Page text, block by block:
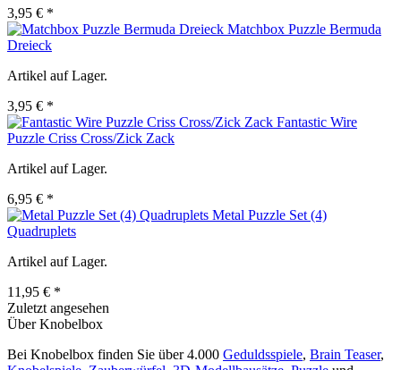
3,95 € *
Matchbox Puzzle Bermuda
Dreieck
Artikel auf Lager.
3,95 € *
Fantastic Wire
Puzzle Criss Cross/Zick Zack
Artikel auf Lager.
6,95 € *
Metal Puzzle Set (4)
Quadruplets
Artikel auf Lager.
11,95 € *
Zuletzt angesehen
Über Knobelbox
Bei Knobelbox finden Sie über 4.000 Geduldsspiele, Brain Teaser,